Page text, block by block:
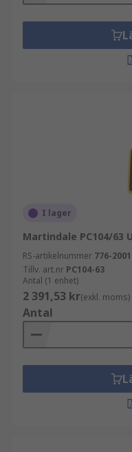
I lager
Martindale PC104/63
RS-artikelnummer 776-2001
Tillv. art.nr PC104-63
Antal (1 enhet)
2 391,53 kr(exkl. moms)
Antal